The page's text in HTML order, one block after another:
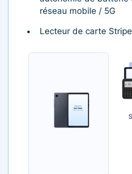
réseau mobile / 5G
Lecteur de carte